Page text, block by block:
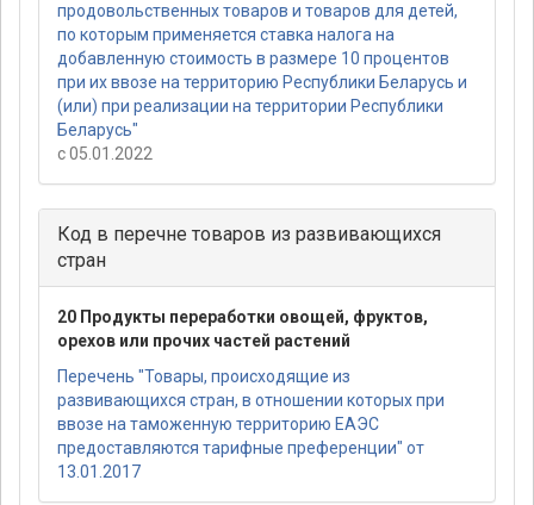
продовольственных товаров и товаров для детей,
по которым применяется ставка налога на
добавленную стоимость в размере 10 процентов
при их ввозе на территорию Республики Беларусь и
(или) при реализации на территории Республики
Беларусь"
с 05.01.2022
Код в перечне товаров из развивающихся
стран
20 Продукты переработки овощей, фруктов,
орехов или прочих частей растений
Перечень "Товары, происходящие из
развивающихся стран, в отношении которых при
ввозе на таможенную территорию ЕАЭС
предоставляются тарифные преференции" от
13.01.2017